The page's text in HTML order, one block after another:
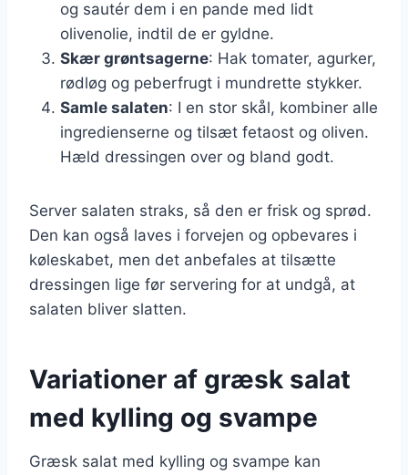
og sautér dem i en pande med lidt
olivenolie, indtil de er gyldne.
Skær grøntsagerne: Hak tomater, agurker,
rødløg og peberfrugt i mundrette stykker.
Samle salaten: I en stor skål, kombiner alle
ingredienserne og tilsæt fetaost og oliven.
Hæld dressingen over og bland godt.
Server salaten straks, så den er frisk og sprød.
Den kan også laves i forvejen og opbevares i
køleskabet, men det anbefales at tilsætte
dressingen lige før servering for at undgå, at
salaten bliver slatten.
Variationer af græsk salat
med kylling og svampe
Græsk salat med kylling og svampe kan